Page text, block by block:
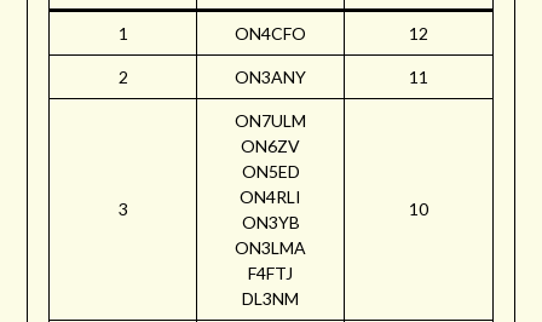
1 ON4CFO 12
2 ON3ANY 11
3
ON7ULM
ON6ZV
ON5ED
ON4RLI
ON3YB
ON3LMA
F4FTJ
DL3NM
10